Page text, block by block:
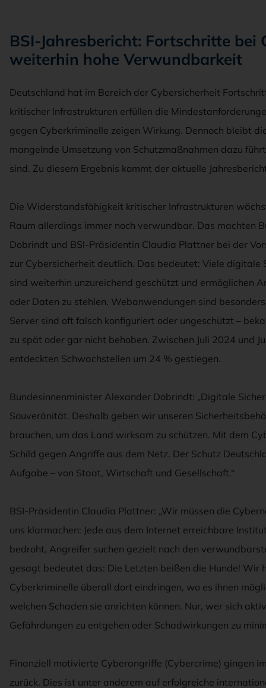
BSI-Jahresbericht: Fortschritte bei
weiterhin hohe Verwundbarkeit
Deutschland hat im Bereich der Cybersicherheit
kritischer Infrastrukturen erfüllen die
gegen Cyberkriminelle zeigen Wirkung. Dennoch bleibt
mangelnde Umsetzung von Schutzmaßnahmen dazu
sind. Zu diesem Ergebnis kommt der aktuelle
Die Widerstandsfähigkeit kritischer Infrastrukturen
Raum allerdings immer noch verwundbar. Das machten
Dobrindt und BSI-Präsidentin Claudia Plattner bei der
zur Cybersicherheit deutlich. Das bedeutet: Viele digitale
sind weiterhin unzureichend geschützt und ermöglichen
oder Daten zu stehlen. Webanwendungen sind
Server sind oft falsch konfiguriert oder ungeschützt –
zu spät oder gar nicht behoben. Zwischen Juli 2024 und
entdeckten Schwachstellen um 24 % gestiegen.
Bundesinnenminister Alexander Dobrindt: „Digitale
Souveränität. Deshalb geben wir unseren
brauchen, um das Land wirksam zu schützen. Mit dem
Schild gegen Angriffe aus dem Netz. Der Schutz
Aufgabe – von Staat, Wirtschaft und Gesellschaft.“
BSI-Präsidentin Claudia Plattner: „Wir müssen die
uns klarmachen: Jede aus dem Internet erreichbare
bedroht, Angreifer suchen gezielt nach den
gesagt bedeutet das: Die Letzten beißen die Hunde! Wir
Cyberkriminelle überall dort eindringen, wo es ihnen
welchen Schaden sie anrichten können. Nur, wer sich
Gefährdungen zu entgehen oder Schadwirkungen zu
Finanziell motivierte Cyberangriffe (Cybercrime) gingen
zurück. Dies ist unter anderem auf erfolgreiche